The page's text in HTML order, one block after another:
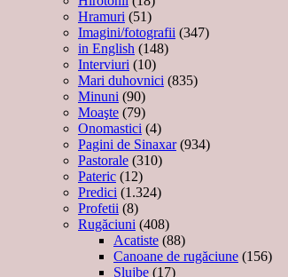
Hramuri (51)
Imagini/fotografii (347)
in English (148)
Interviuri (10)
Mari duhovnici (835)
Minuni (90)
Moaşte (79)
Onomastici (4)
Pagini de Sinaxar(934)
Pastorale (310)
Pateric (12)
Predici (1.324)
Profetii (8)
Rugăciuni (408)
Acatiste (88)
Canoane de rugăciune (156)
Slujbe (17)